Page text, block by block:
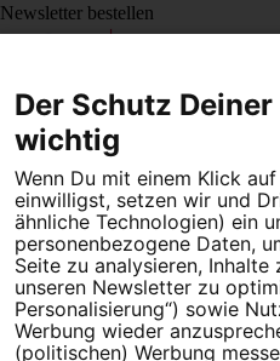
Newsletter bestellen
Campact e.V.
IBAN DE95 2‍5‍1‍2 0‍5‍1‍0 6‍9‍8‍0 0‍0‍0‍0
SozialBank
Direkt online spenden
Newsletter Hilfe und
FAQKontaktDatenschutz
Der Schutz
wichtig
Wenn Du mit einem Klick
einwilligst, setzen wir und
ähnliche Technologien) ein
personenbezogene Daten,
Seite zu analysieren, Inhalte
unseren Newsletter zu
Personalisierung“) sowie
Werbung wieder
(politischen) Werbung